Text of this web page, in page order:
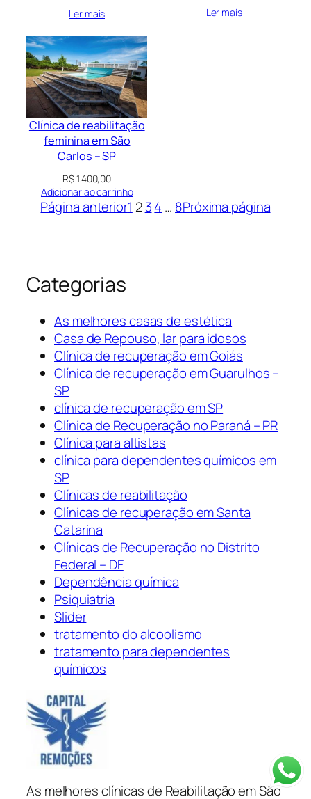
Ler mais Ler mais
Clínica de reabilitação
feminina em São
Carlos – SP
R$1.400,00
Adicionar ao carrinho
Página anterior1 2 34 … 8Próxima página
Categorias
As melhores casas de estética
Casa de Repouso, lar para idosos
Clínica de recuperação em Goiás
Clínica de recuperação em Guarulhos –
SP
clínica de recuperação em SP
Clínica de Recuperação no Paraná – PR
Clínica para altistas
clínica para dependentes químicos em
SP
Clínicas de reabilitação
Clínicas de recuperação em Santa
Catarina
Clínicas de Recuperação no Distrito
Federal – DF
Dependência química
Psiquiatria
Slider
tratamento do alcoolismo
tratamento para dependentes
químicos
As melhores clínicas de Reabilitação em São